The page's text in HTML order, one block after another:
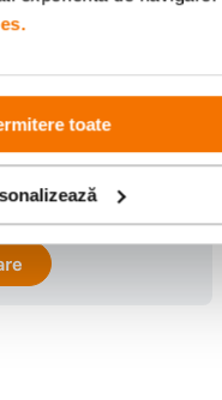
toate
Înapoi sus
care îl cauți?